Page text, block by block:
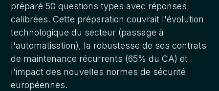
préparé 50 questions types avec réponses
calibrées. Cette préparation couvrait l'évolution
technologique du secteur (passage à
l'automatisation), la robustesse de ses contrats
de maintenance récurrents (65% du CA) et
l'impact des nouvelles normes de sécurité
européennes.